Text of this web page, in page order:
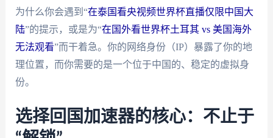
为什么你会遇到“在泰国看央视频世界杯直播仅限中国大
陆”的提示，或是为“在国外看世界杯土耳其 vs 美国海外
无法观看”而干着急。你的网络身份（IP）暴露了你的地
理位置，而你需要的是一个位于中国的、稳定的虚拟身
份。
选择回国加速器的核心：不止于